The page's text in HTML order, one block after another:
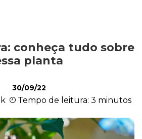
Cultivo e Manutenção
Cachorro
Gato
conheça tudo sobre
planta
30/09/22
Tempo de leitura: 3 minutos